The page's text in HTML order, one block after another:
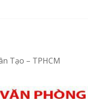
Tạo – TPHCM